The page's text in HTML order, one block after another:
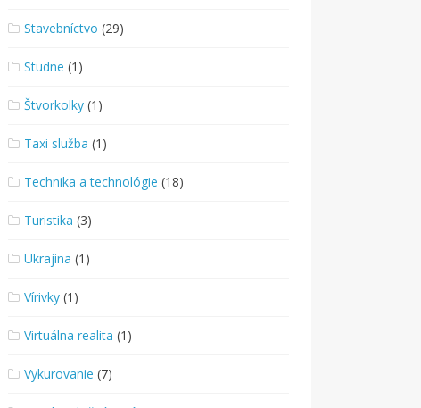
Stavebníctvo (29)
Studne (1)
Štvorkolky (1)
Taxi služba (1)
Technika a technológie (18)
Turistika (3)
Ukrajina (1)
Vírivky (1)
Virtuálna realita (1)
Vykurovanie (7)